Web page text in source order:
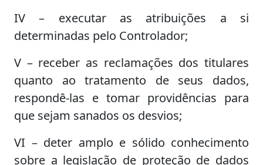
IV – executar as atribuições a si
determinadas pelo Controlador;
V – receber as reclamações dos titulares
quanto ao tratamento de seus dados,
respondê-las e tomar providências para
que sejam sanados os desvios;
VI – deter amplo e sólido conhecimento
sobre a legislação de proteção de dados